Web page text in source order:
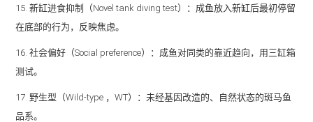
15. 新缸进食抑制（Novel tank diving test）：成鱼放入新缸后最初停留
在底部的行为，反映焦虑。
16. 社会偏好（Social preference）：成鱼对同类的靠近趋向，用三缸箱
测试。
17. 野生型（Wild-type ，WT）：未经基因改造的、自然状态的斑马鱼
品系。